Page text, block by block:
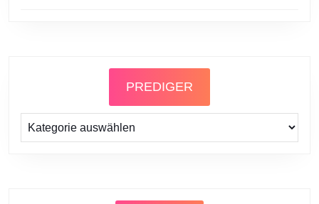
PREDIGER
Prediger